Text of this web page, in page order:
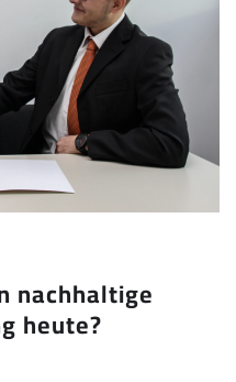
nachhaltige
heute?